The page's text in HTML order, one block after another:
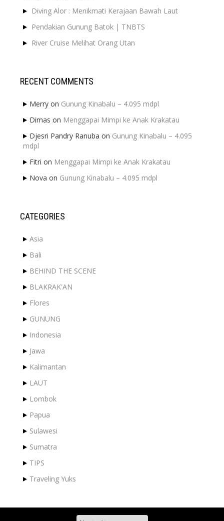
Diving Alor : Menikmati Kerajaan Bawah Laut
Pendakian Gunung Batok | TNBTS
River Cruise Melihat Orang Utan
RECENT COMMENTS
Merry on Gunung Kinabalu – 4.095 mdpl
Dimas on Menggapai Mimpi ke Anak Krakatau
Djesri Pandry Ranuba on Gunung Kinabalu – 4.095
mdpl
Fitri on Menggapai Mimpi ke Anak Krakatau
Nova on Gunung Kinabalu – 4.095 mdpl
CATEGORIES
Asia
Bali
BEHIND THE SCENE
BLAKRAK'AN
Flores
GUNUNG
Indonesia
Jawa
Kalimantan
LAUT
Lombok
Papua
Sulawesi
Sumatra
TIPS
Traveling Yuks